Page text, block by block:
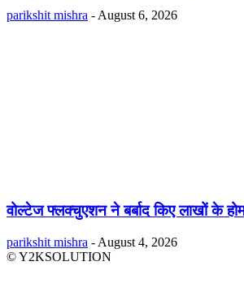
parikshit mishra - August 6, 2026
वोल्टेज फ्लक्चुएशन ने बर्बाद किए लाखों के
parikshit mishra - August 4, 2026
© Y2KSOLUTION